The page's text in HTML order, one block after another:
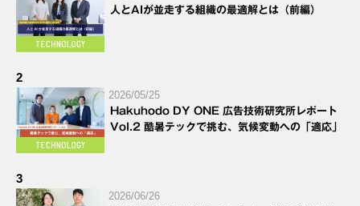
人とAIが並走する組織の最適解とは（前編）
2
2026/05/25
Hakuhodo DY ONE 広告技術研究所レポート
Vol.2 酷暑テックで挑む、気候変動への「適応」
3
2026/06/26